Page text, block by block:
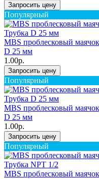
Запросить цену
Популярный
MBS проблесковый
D 25 мм
1.00р.
Запросить цену
Популярный
MBS проблесковый
D 25 мм
1.00р.
Запросить цену
Популярный
MBS проблесковый